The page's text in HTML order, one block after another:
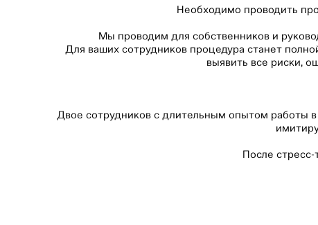
Необходимо проводить
Мы проводим для собственников и
Для ваших сотрудников процедура станет
выявить все риски,
Двое сотрудников с длительным опытом работы
После